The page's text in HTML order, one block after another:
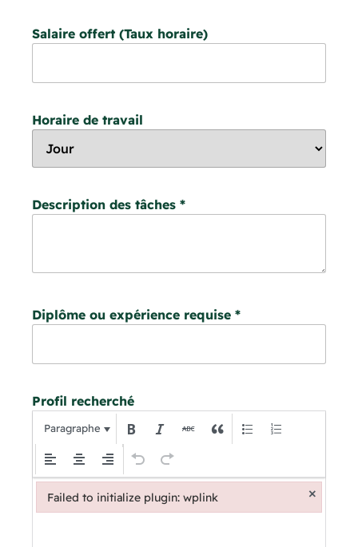
Salaire offert (Taux horaire)
Horaire de travail
Description des tâches *
Diplôme ou expérience requise *
Profil recherché
Paragraphe
Failed to initialize plugin: wplink ×
Failed to initialize plugin: wplink